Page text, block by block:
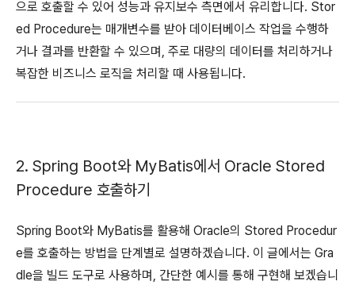
으로 호출할 수 있어 성능과 유지보수 측면에서 유리합니다. Stor
ed Procedure는 매개변수를 받아 데이터베이스 작업을 수행하
거나 결과를 반환할 수 있으며, 주로 대량의 데이터를 처리하거나
복잡한 비즈니스 로직을 처리할 때 사용됩니다.
2. Spring Boot와 MyBatis에서 Oracle Stored
Procedure 호출하기
Spring Boot와 MyBatis를 활용해 Oracle의 Stored Procedur
e를 호출하는 방법을 단계별로 설명하겠습니다. 이 글에서는 Gra
dle을 빌드 도구로 사용하며, 간단한 예시를 통해 구현해 보겠습니